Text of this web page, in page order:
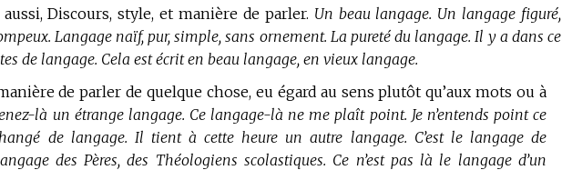
Discours, style, et manière de parler. Un beau langage. Un langage figuré,
Langage naïf, pur, simple, sans ornement. La pureté du langage. Il y a dans ce
de langage. Cela est écrit en beau langage, en vieux langage.
de parler de quelque chose, eu égard au sens plutôt qu’aux mots ou à
là un étrange langage. Ce langage-là ne me plaît point. Je n’entends point ce
de langage. Il tient à cette heure un autre langage. C’est le langage de
des Pères, des Théologiens scolastiques. Ce n’est pas là le langage d’un